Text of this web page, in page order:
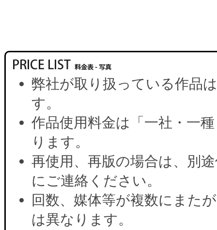
弊社が取り扱っている作品
す。
作品使用料金は「一社・一
ります。
再使用、再版の場合は、別
にご連絡ください。
回数、媒体等が複数にまた
は異なります。